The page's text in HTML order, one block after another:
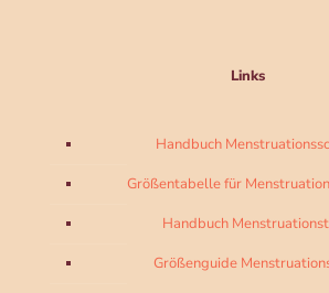
Links
Handbuch
Größentabelle für
Handbuch
Größenguide